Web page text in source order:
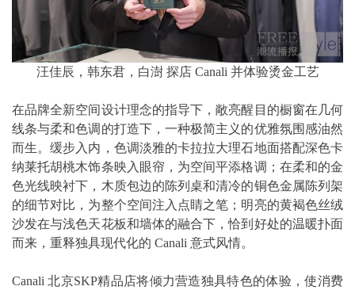
汪佳辰，韩东君，白澍 探店 Canali 并体验烫金工艺
在品牌全新空间设计理念的指导下，敞亮醒目的橱窗在几何
线条与柔和色调的打造下，一种极简主义的优雅氛围感油然
而生。缓步入内，色调淡雅的卡拉拉大理石地面搭配深色卡
纳莱托胡桃木饰条映入眼帘，为空间平添格调；在柔和的金
色光线映衬下，木质包边的陈列桌和清冷的铜色金属陈列架
的细节对比，为整个空间注入点睛之笔；明亮的黄褐色丝绒
沙发在与浅色天花板和墙体的融合下，恰到好处的温暖扑面
而来，重释独具现代化的 Canali 意式风情。
Canali 北京SKP精品店将倾力营造独具特色的体验，使消费